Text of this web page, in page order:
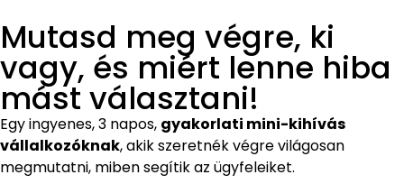
Mutasd meg végre, ki
vagy, és miért lenne hiba
mást választani!
Egy ingyenes, 3 napos, gyakorlati mini-kihívás
vállalkozóknak, akik szeretnék végre világosan
megmutatni, miben segítik az ügyfeleiket.